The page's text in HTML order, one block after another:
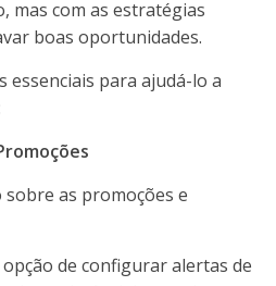
mas com as estratégias
boas oportunidades.
essenciais para ajudá-lo a
as promoções e
de configurar alertas de